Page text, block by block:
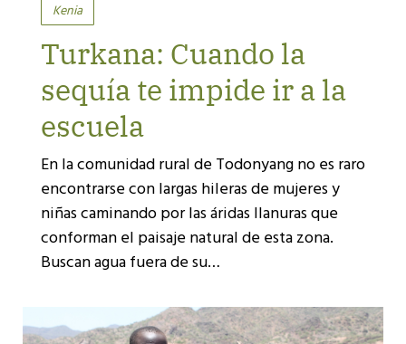
Kenia
Turkana: Cuando la
sequía te impide ir a la
escuela
En la comunidad rural de Todonyang no es raro
encontrarse con largas hileras de mujeres y
niñas caminando por las áridas llanuras que
conforman el paisaje natural de esta zona.
Buscan agua fuera de su…